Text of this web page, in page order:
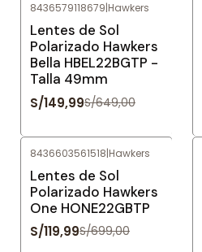
8436579118679|Hawkers
Lentes de Sol
Polarizado Hawkers
Bella HBEL22BGTP -
Talla 49mm
S/149,99S/649,00
8436603561518|Hawkers
Lentes de Sol
Polarizado Hawkers
One HONE22GBTP
S/119,99S/699,00